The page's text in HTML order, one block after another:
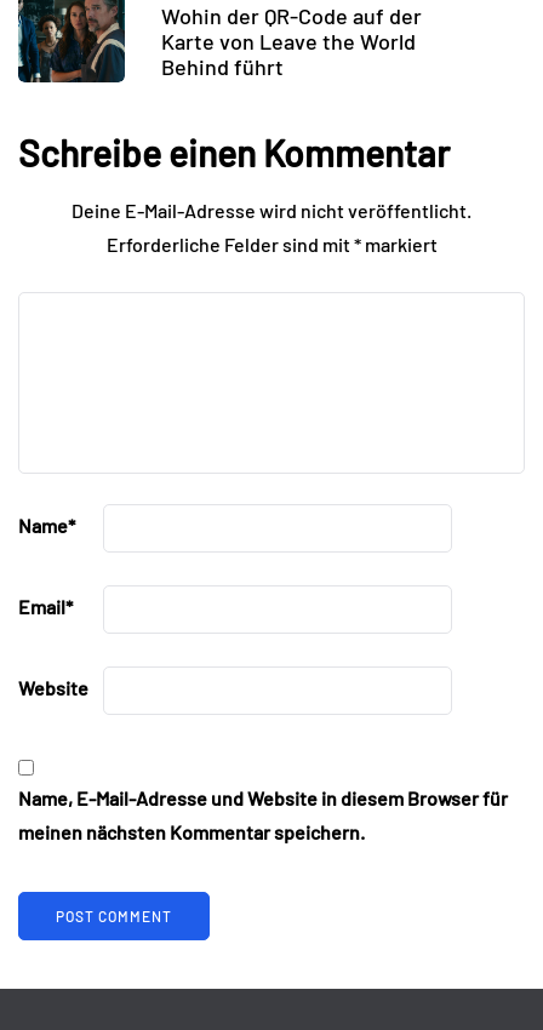
Wohin der QR-Code auf der
Karte von Leave the World
Behind führt
Schreibe einen Kommentar
Deine E-Mail-Adresse wird nicht veröffentlicht.
Erforderliche Felder sind mit*markiert
Name*
Email*
Website
Name, E-Mail-Adresse und Website in diesem Browser für
meinen nächsten Kommentar speichern.